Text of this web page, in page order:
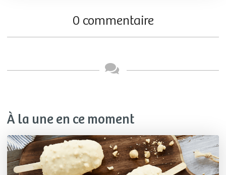
0 commentaire
À la une en ce moment